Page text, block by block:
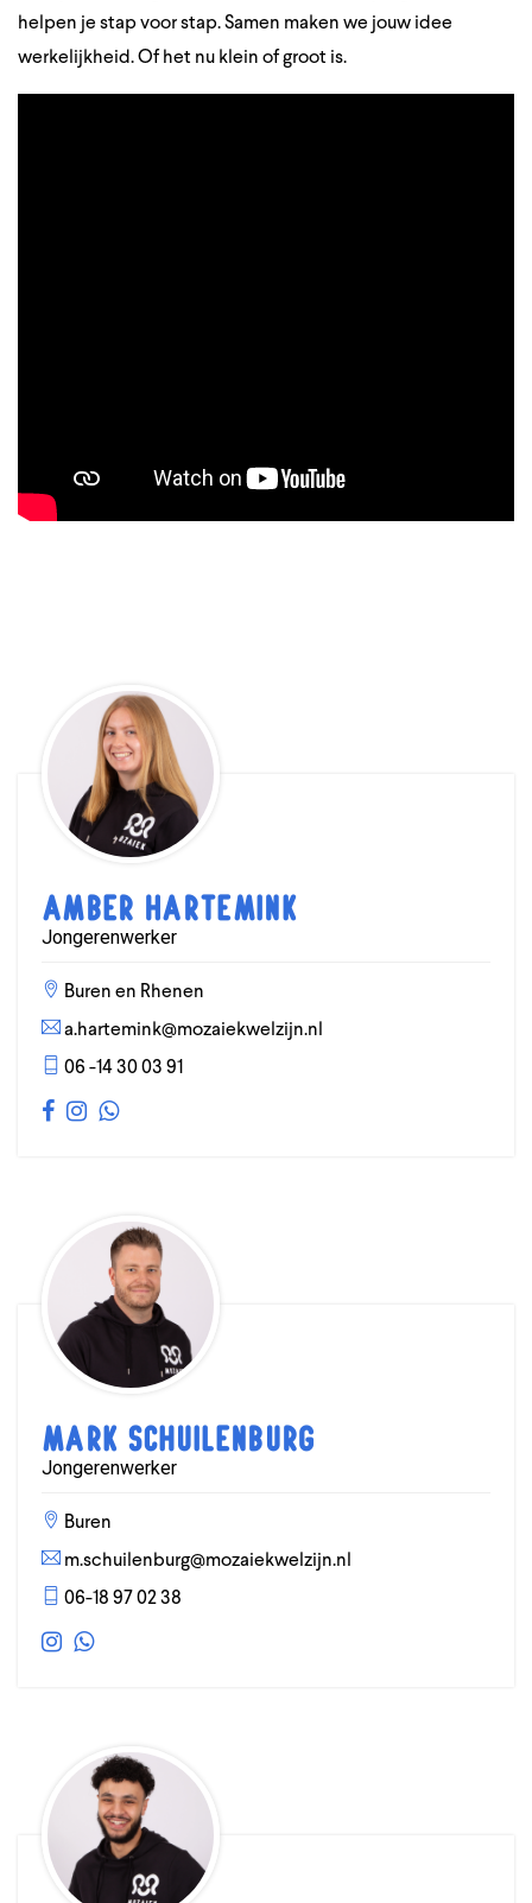
helpen je stap voor stap. Samen maken we jouw idee
werkelijkheid. Of het nu klein of groot is.
Amber Hartemink
Jongerenwerker
Buren en Rhenen
a.hartemink@mozaiekwelzijn.nl
06 -14 30 03 91
Mark Schuilenburg
Jongerenwerker
Buren
m.schuilenburg@mozaiekwelzijn.nl
06-18 97 02 38